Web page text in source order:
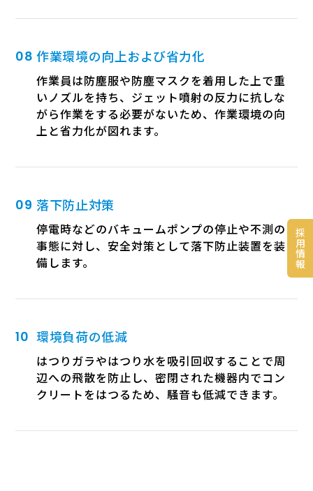
採
用
情
報
作業環境の向上および省力化
作業員は防塵服や防塵マスクを着用した上で重
いノズルを持ち、ジェット噴射の反力に抗しな
がら作業をする必要がないため、作業環境の向
上と省力化が図れます。
落下防止対策
停電時などのバキュームポンプの停止や不測の
事態に対し、安全対策として落下防止装置を装
備します。
環境負荷の低減
はつりガラやはつり水を吸引回収することで周
辺への飛散を防止し、密閉された機器内でコン
クリートをはつるため、騒音も低減できます。